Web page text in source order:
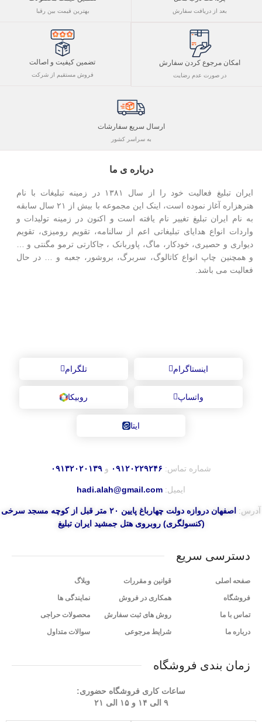
بعد از دریافت سفارش بهترین قیمت بین رقبا
امکان مرجوع کردن سفارش
در صورت عدم رضایت
تضمین کیفیت و اصالت
فروش مستقیم از شرکت
ارسال سریع سفارشات
به سراسر کشور
درباره ی ما
ایران تبلیغ فعالیت خود را از سال ۱۳۸۱ در زمینه تبلیغات با نام
هنرهزاره آغاز نموده است، اینک این مجموعه با بیش از ۲۱ سال سابقه
به نام ایران تبلیغ تغییر نام یافته است و اکنون در زمینه تولیدات و
واردات انواع هدایای تبلیغاتی اعم از سالنامه، تقویم رومیزی، تقویم
دیواری و حصیری، خودکار، ماگ، پاوربانک ، جاکارتی ترمو مگنتی و …
و همچنین چاپ انواع کاتالوگ، سربرگ، بروشور، جعبه و … در حال
فعالیت می باشد.
اینستاگرام تلگرام
واتساپ روبیکا
ایتا
شماره تماس: ۰۹۱۲۰۲۲۹۲۴۶ و ۰۹۱۳۲۰۲۰۱۳۹
ایمیل: hadi.alah@gmail.com
آدرس:
اصفهان دروازه دولت چهارباغ پایین ۲۰ متر قبل از کوچه مسجد سرخی
(کنسولگری) روبروی هتل جمشید ایران تبلیغ
دسترسی سریع
صفحه اصلی
فروشگاه
تماس با ما
درباره ما
قوانین و مقررات
همکاری در فروش
روش های ثبت سفارش
شرایط مرجوعی
وبلاگ
نمایندگی ها
محصولات حراجی
سوالات متداول
زمان بندی فروشگاه
ساعات کاری فروشگاه حضوری:
۹ الی ۱۴ و ۱۵ الی ۲۱